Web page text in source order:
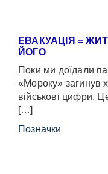
ЕВАКУАЦІЯ =
ЙОГО
Поки ми доїдали
«Мороку» загинув
військові цифри.
[…]
Позначки